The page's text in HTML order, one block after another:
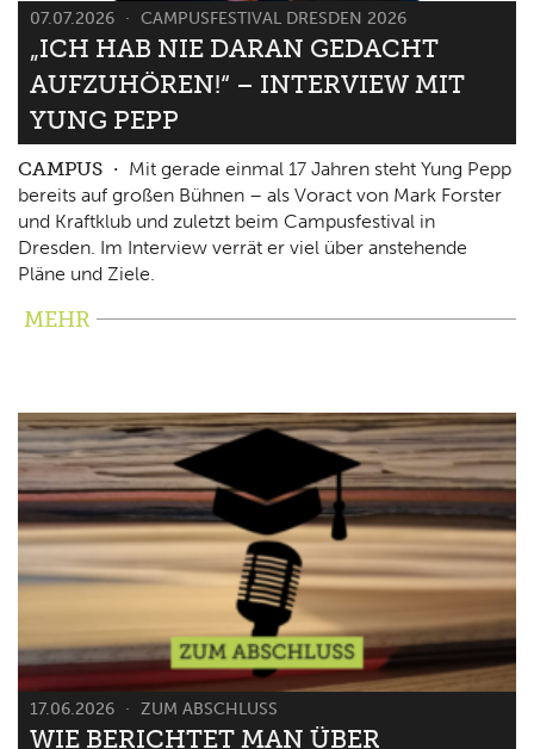
07.07.2026 CAMPUSFESTIVAL DRESDEN 2026
„ICH HAB NIE DARAN GEDACHT
AUFZUHÖREN!“ – INTERVIEW MIT
YUNG PEPP
CAMPUS
Mit gerade einmal 17 Jahren steht Yung Pepp
bereits auf großen Bühnen – als Voract von Mark Forster
und Kraftklub und zuletzt beim Campusfestival in
Dresden. Im Interview verrät er viel über anstehende
Pläne und Ziele.
MEHR
17.06.2026 ZUM ABSCHLUSS
WIE BERICHTET MAN ÜBER